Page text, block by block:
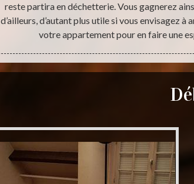
reste partira en déchetterie. Vous gagnerez ainsi
d’ailleurs, d’autant plus utile si vous envisagez à
votre appartement pour en faire une